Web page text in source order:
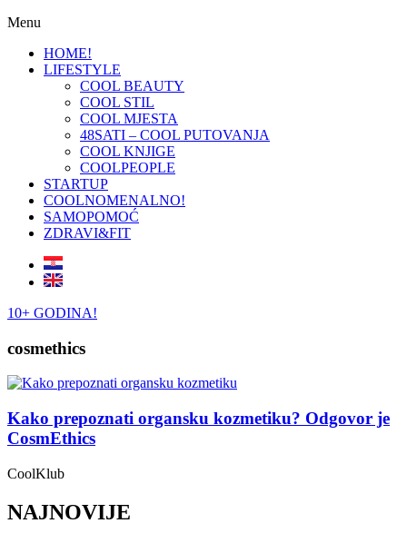
Menu
HOME!
LIFESTYLE
COOL BEAUTY
COOL STIL
COOL MJESTA
48SATI – COOL PUTOVANJA
COOL KNJIGE
COOLPEOPLE
STARTUP
COOLNOMENALNO!
SAMOPOMOĆ
ZDRAVI&FIT
10+ GODINA!
cosmethics
Kako prepoznati organsku kozmetiku? Odgovor je
CosmEthics
CoolKlub
NAJNOVIJE